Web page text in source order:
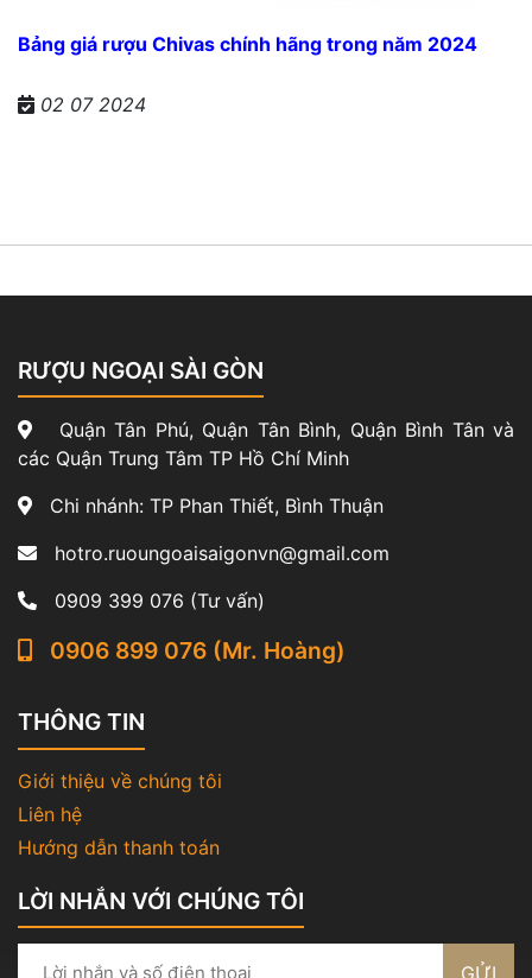
Bảng giá rượu Chivas chính hãng trong năm 2024
02 07 2024
RƯỢU NGOẠI SÀI GÒN
Quận Tân Phú, Quận Tân Bình, Quận Bình Tân và
các Quận Trung Tâm TP Hồ Chí Minh
Chi nhánh: TP Phan Thiết, Bình Thuận
hotro.ruoungoaisaigonvn@gmail.com
0909 399 076 (Tư vấn)
0906 899 076 (Mr. Hoàng)
THÔNG TIN
Giới thiệu về chúng tôi
Liên hệ
Hướng dẫn thanh toán
LỜI NHẮN VỚI CHÚNG TÔI
GỬI